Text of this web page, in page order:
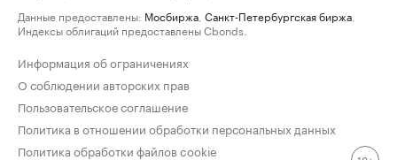
Данные предоставлены: Мосбиржа Санкт-Петербургская биржа
Индексы облигаций предоставлены Cbonds.
Информация об ограничениях
О соблюдении авторских прав
Пользовательское соглашение
Политика в отношении обработки персональных данных
Политика обработки файлов cookie